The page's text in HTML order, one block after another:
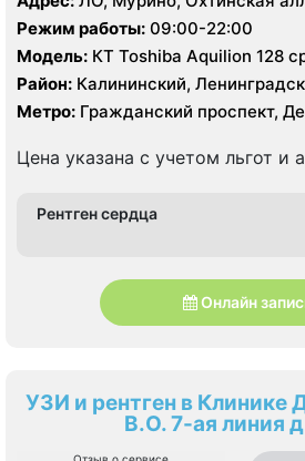
Режим работы: 09:00-22:00
Модель: КТ Toshiba Aquilion 128
цифровой
Район: Калининский,
Метро: Гражданский проспект,
Цена указана с учетом льгот и
Рентген сердца
Онлайн
УЗИ и рентген в Клинике
В.О. 7-ая линия
Отзыв о сервисе